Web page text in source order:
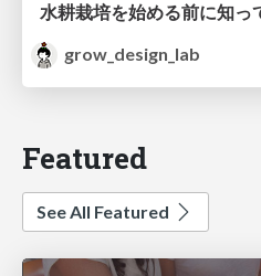
水耕栽培を始める前に知っ
grow_design_lab
Featured
See All Featured